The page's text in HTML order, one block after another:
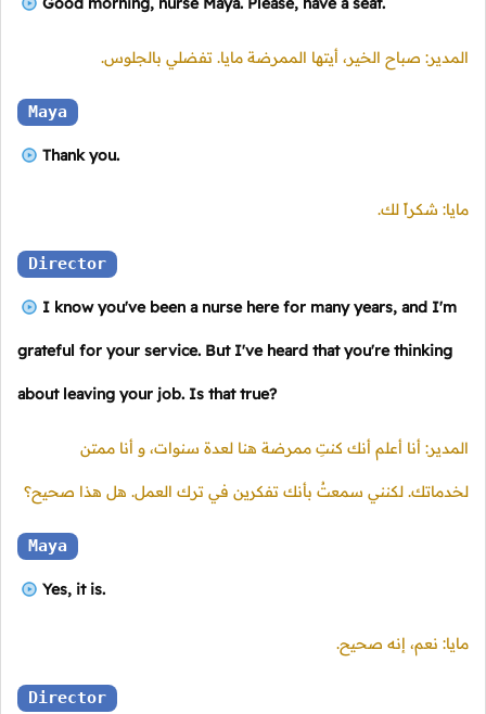
المدير: صباح الخير، أيتها الممرضة مايا. تفضلي بالجلوس.
Maya
Thank you.
مايا: شكراً لك.
Director
I know you've been a nurse here for many years, and I'm
grateful for your service. But I've heard that you're thinking
about leaving your job. Is that true?
المدير: أنا أعلم أنك كنتِ ممرضة هنا لعدة سنوات، و أنا ممتن
لخدماتك. لكنني سمعتُ بأنك تفكرين في ترك العمل. هل هذا صحيح؟
Maya
Yes, it is.
مايا: نعم، إنه صحيح.
Director